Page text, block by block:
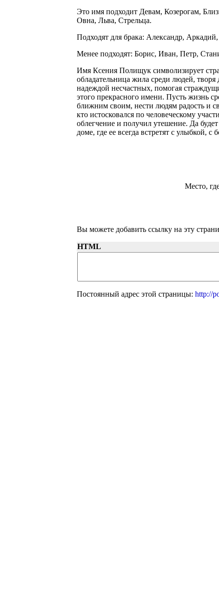
Это имя подходит Девам, Козерогам,
Овна, Льва, Стрельца.
Подходят для брака: Александр,
Менее подходят: Борис, Иван, Петр,
Имя Ксения Полищук символизирует
обладательница жила среди людей,
надеждой несчастных, помогая
этого прекрасного имени. Пусть жизнь
ближним своим, нести людям радость и
кто истосковался по человеческому
облегчение и получил утешение. Да
доме, где ее всегда встретят с улыбкой,
Место,
Вы можете добавить ссылку на эту
HTML
Постоянный адрес этой страницы: http://